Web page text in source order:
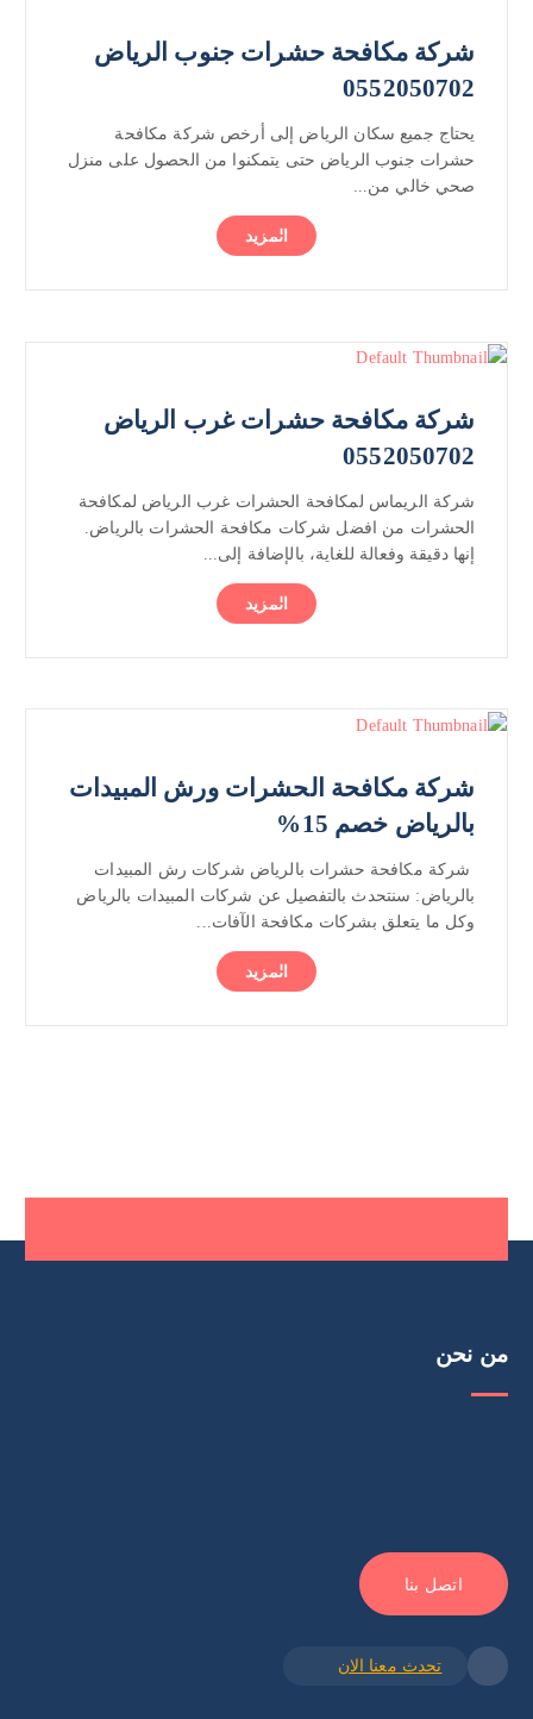
شركة مكافحة حشرات جنوب الرياض
0552050702
يحتاج جميع سكان الرياض إلى أرخص شركة مكافحة
حشرات جنوب الرياض حتى يتمكنوا من الحصول على منزل
صحي خالي من...
المزيد
شركة مكافحة حشرات غرب الرياض
0552050702
شركة الريماس لمكافحة الحشرات غرب الرياض لمكافحة
الحشرات من افضل شركات مكافحة الحشرات بالرياض.
إنها دقيقة وفعالة للغاية، بالإضافة إلى...
المزيد
شركة مكافحة الحشرات ورش المبيدات
بالرياض خصم 15%
شركة مكافحة حشرات بالرياض شركات رش المبيدات
بالرياض: سنتحدث بالتفصيل عن شركات المبيدات بالرياض
وكل ما يتعلق بشركات مكافحة الآفات...
المزيد
من نحن
اتصل بنا
تحدث معنا الان